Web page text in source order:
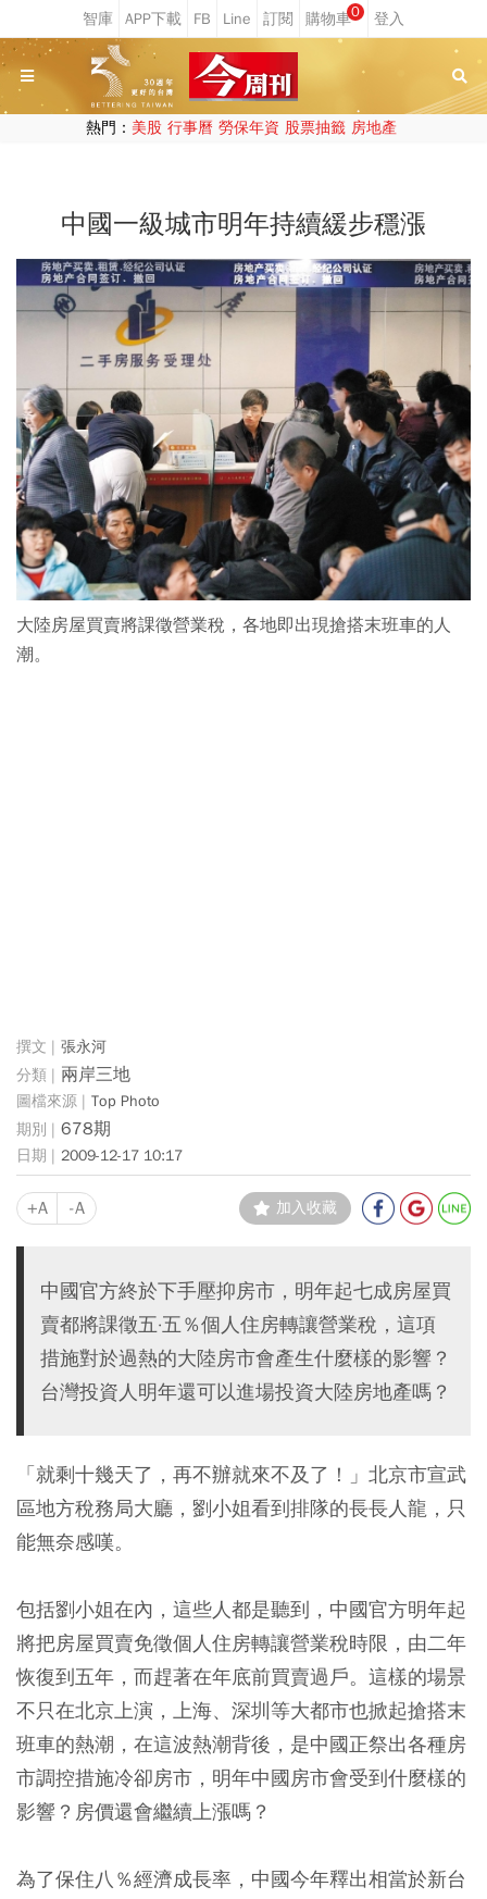
0
熱門： 美股 行事曆 勞保年資 股票抽籤 房地產
中國一級城市明年持續緩步穩漲
大陸房屋買賣將課徵營業稅，各地即出現搶搭末班車的人
潮。
張永河
兩岸三地
Top Photo
678期
2009-12-17 10:17
+A -A 加入收藏
中國官方終於下手壓抑房市，明年起七成房屋買
賣都將課徵五·五％個人住房轉讓營業稅，這項
措施對於過熱的大陸房市會產生什麼樣的影響？
台灣投資人明年還可以進場投資大陸房地產嗎？
「就剩十幾天了，再不辦就來不及了！」北京市宣武
區地方稅務局大廳，劉小姐看到排隊的長長人龍，只
能無奈感嘆。
包括劉小姐在內，這些人都是聽到，中國官方明年起
將把房屋買賣免徵個人住房轉讓營業稅時限，由二年
恢復到五年，而趕著在年底前買賣過戶。這樣的場景
不只在北京上演，上海、深圳等大都市也掀起搶搭末
班車的熱潮，在這波熱潮背後，是中國正祭出各種房
市調控措施冷卻房市，明年中國房市會受到什麼樣的
影響？房價還會繼續上漲嗎？
為了保住八％經濟成長率，中國今年釋出相當於新台